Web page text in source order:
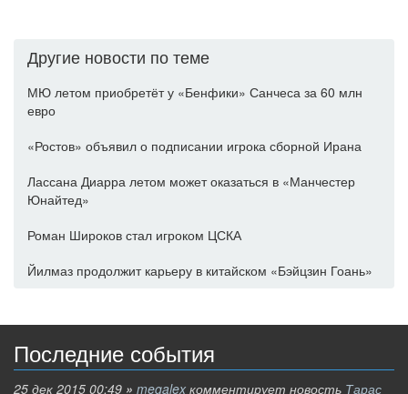
Другие новости по теме
МЮ летом приобретёт у «Бенфики» Санчеса за 60 млн
евро
«Ростов» объявил о подписании игрока сборной Ирана
Лассана Диарра летом может оказаться в «Манчестер
Юнайтед»
Роман Широков стал игроком ЦСКА
Йилмаз продолжит карьеру в китайском «Бэйцзин Гоань»
Последние события
25 дек 2015 00:49 » megalex комментирует новость Тарас